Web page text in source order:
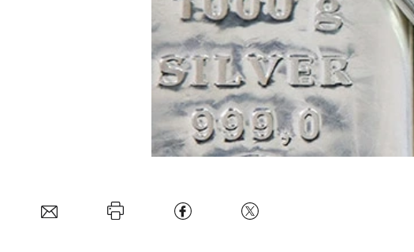
Folgen Sie uns
Kontakt